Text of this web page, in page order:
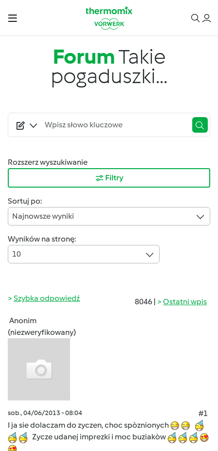
ForumTakie
pogaduszki...
Rozszerz wyszukiwanie
Filtry
Sortuj po:
Najnowsze wyniki
Wyników na stronę:
10
8046 | Ostatni wpis
Szybka odpowiedź
Anonim
(niezweryfikowany)
sob., 04/06/2013 - 08:04
#1
I ja sie dolaczam do zyczen, choc spòznionych
Zycze udanej imprezki i moc buziakòw